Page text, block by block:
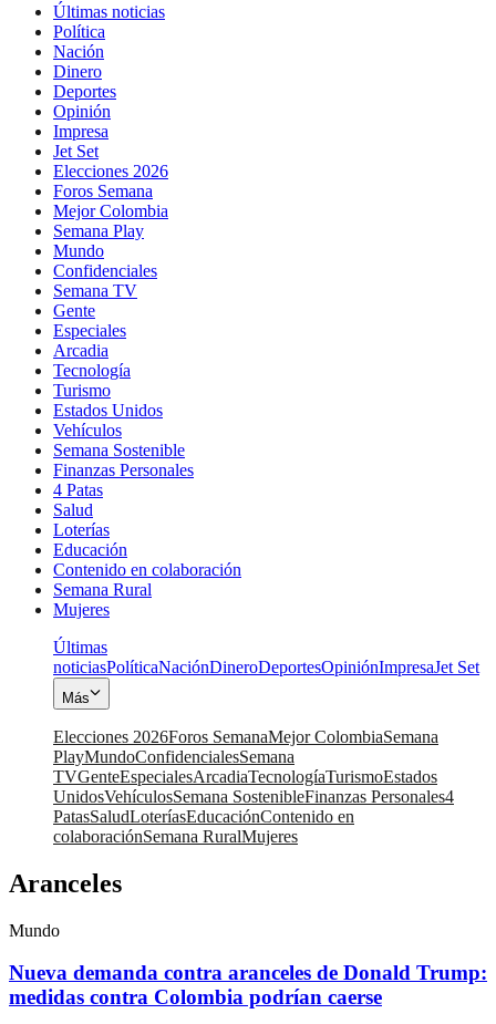
Últimas noticias
Política
Nación
Dinero
Deportes
Opinión
Impresa
Jet Set
Elecciones 2026
Foros Semana
Mejor Colombia
Semana Play
Mundo
Confidenciales
Semana TV
Gente
Especiales
Arcadia
Tecnología
Turismo
Estados Unidos
Vehículos
Semana Sostenible
Finanzas Personales
4 Patas
Salud
Loterías
Educación
Contenido en colaboración
Semana Rural
Mujeres
Últimas
noticiasPolíticaNaciónDineroDeportesOpiniónImpresaJet Set
Más
Elecciones 2026Foros SemanaMejor ColombiaSemana
PlayMundoConfidencialesSemana
TVGenteEspecialesArcadiaTecnologíaTurismoEstados
UnidosVehículosSemana SostenibleFinanzas Personales4
PatasSaludLoteríasEducaciónContenido en
colaboraciónSemana RuralMujeres
Aranceles
Mundo
Nueva demanda contra aranceles de Donald Trump:
medidas contra Colombia podrían caerse